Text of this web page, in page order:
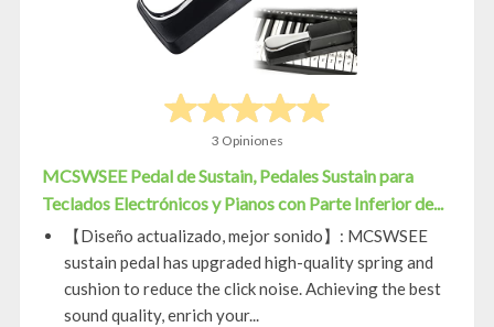
3 Opiniones
MCSWSEE Pedal de Sustain, Pedales Sustain para
Teclados Electrónicos y Pianos con Parte Inferior de...
【Diseño actualizado, mejor sonido】: MCSWSEE
sustain pedal has upgraded high-quality spring and
cushion to reduce the click noise. Achieving the best
sound quality, enrich your...